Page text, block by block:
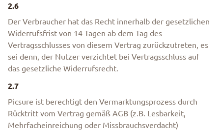
2.6
Der Verbraucher hat das Recht innerhalb der gesetzlichen
Widerrufsfrist von 14 Tagen ab dem Tag des
Vertragsschlusses von diesem Vertrag zurückzutreten, es
sei denn, der Nutzer verzichtet bei Vertragsschluss auf
das gesetzliche Widerrufsrecht.
2.7
Picsure ist berechtigt den Vermarktungsprozess durch
Rücktritt vom Vertrag gemäß AGB (z.B. Lesbarkeit,
Mehrfacheinreichung oder Missbrauchsverdacht)